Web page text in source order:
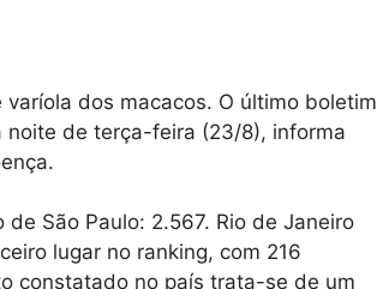
dos macacos. O último boletim
noite de terça-feira (23/8), informa
São Paulo: 2.567. Rio de Janeiro
lugar no ranking, com 216
constatado no país trata-se de um